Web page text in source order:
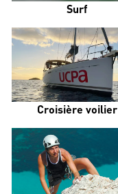
Surf
Croisière voilier